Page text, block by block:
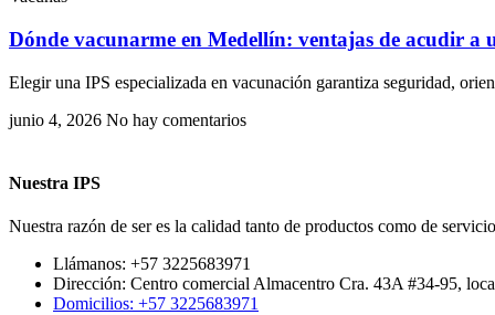
Dónde vacunarme en Medellín: ventajas de acudir a
Elegir una IPS especializada en vacunación garantiza seguridad,
junio 4, 2026 No hay comentarios
Nuestra IPS
Nuestra razón de ser es la calidad tanto de productos como de
Llámanos: +57 3225683971
Dirección: Centro comercial Almacentro Cra. 43A #34-95,
Domicilios: +57 3225683971